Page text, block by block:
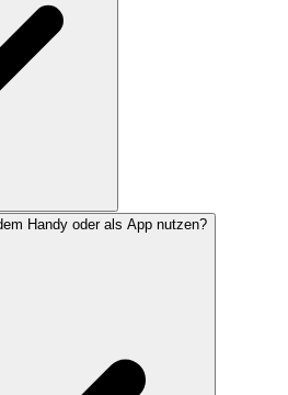
Handy oder als App nutzen?